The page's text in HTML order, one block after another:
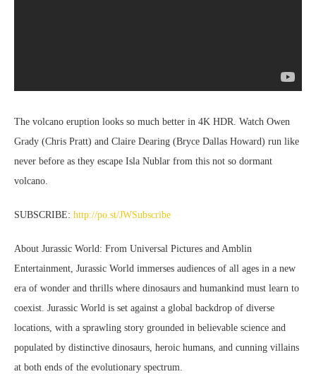
The volcano eruption looks so much better in 4K HDR. Watch Owen
Grady (Chris Pratt) and Claire Dearing (Bryce Dallas Howard) run like
never before as they escape Isla Nublar from this not so dormant
volcano.
SUBSCRIBE: http://po.st/JWSubscribe
About Jurassic World: From Universal Pictures and Amblin
Entertainment, Jurassic World immerses audiences of all ages in a new
era of wonder and thrills where dinosaurs and humankind must learn to
coexist. Jurassic World is set against a global backdrop of diverse
locations, with a sprawling story grounded in believable science and
populated by distinctive dinosaurs, heroic humans, and cunning villains
at both ends of the evolutionary spectrum.